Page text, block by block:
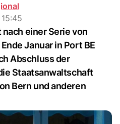
einer Serie von
Januar in Port BE
Abschluss der
Staatsanwaltschaft
Bern und anderen